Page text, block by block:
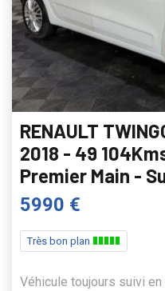
RENAULT
2018 - 49
Premier Main -
5990 €
Très bon plan
Véhicule toujours suivi